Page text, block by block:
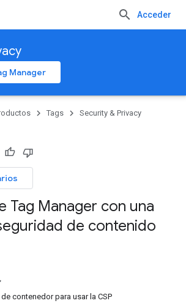
Acceder
Manager
Tags
Security & Privacy
Tag Manager con una
de contenido
contenedor para usar la CSP